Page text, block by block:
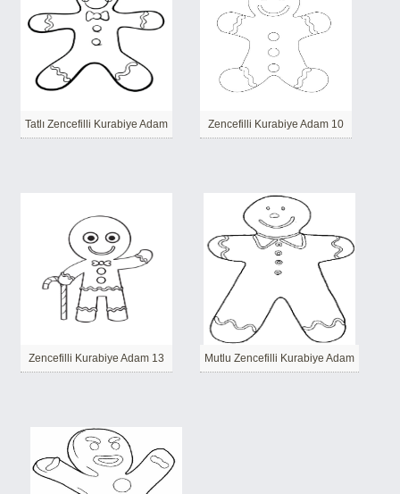
Tatlı Zencefilli Kurabiye Adam Zencefilli Kurabiye Adam 10
Zencefilli Kurabiye Adam 13 Mutlu Zencefilli Kurabiye Adam